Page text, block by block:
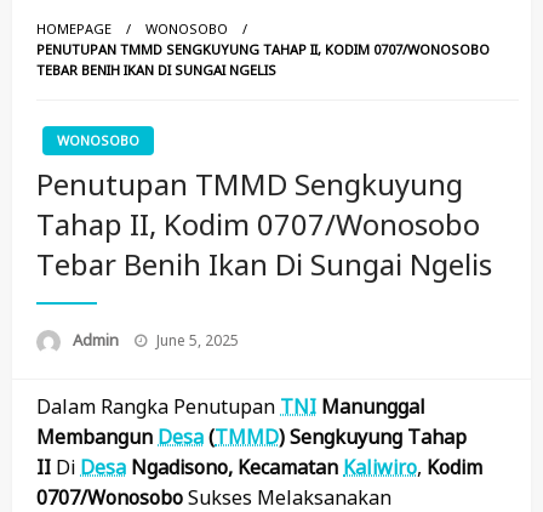
HOMEPAGE
WONOSOBO
PENUTUPAN TMMD SENGKUYUNG TAHAP II, KODIM 0707/WONOSOBO
TEBAR BENIH IKAN DI SUNGAI NGELIS
WONOSOBO
Penutupan TMMD Sengkuyung
Tahap II, Kodim 0707/Wonosobo
Tebar Benih Ikan Di Sungai Ngelis
Admin
Posted
June 5, 2025
Dalam Rangka Penutupan TNI Manunggal
Membangun Desa(TMMD) Sengkuyung Tahap
II Di Desa Ngadisono, Kecamatan Kaliwiro, Kodim
0707/WonosoboSukses Melaksanakan